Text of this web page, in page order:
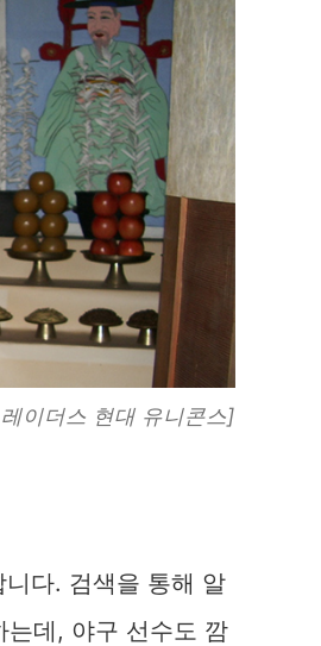
이더스 현대 유니콘스]
다. 검색을 통해 알
데, 야구 선수도 깜